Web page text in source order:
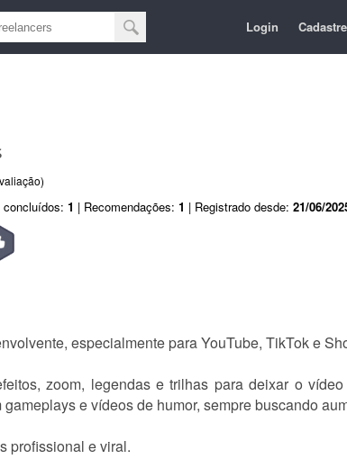
Login
concluídos: 1 | Recomendações: 1 | Registrado desde: 21/06/
especialmente para YouTube, TikTok e
zoom, legendas e trilhas para deixar o
e vídeos de humor, sempre buscando
profissional e viral.